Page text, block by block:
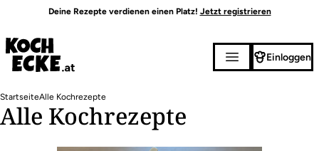
Inhalt
Deine Rezepte verdienen einen Platz! Jetzt registrieren
Einloggen
Pfadnavigation
StartseiteAlle Kochrezepte
Alle Kochrezepte